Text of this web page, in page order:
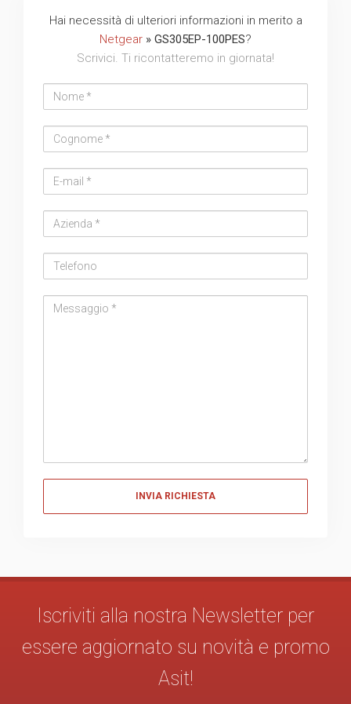
Hai necessità di ulteriori informazioni in merito a
Netgear » GS305EP-100PES?
Scrivici. Ti ricontatteremo in giornata!
address
Iscriviti alla nostra Newsletter per
essere aggiornato su novità e promo
Asit!